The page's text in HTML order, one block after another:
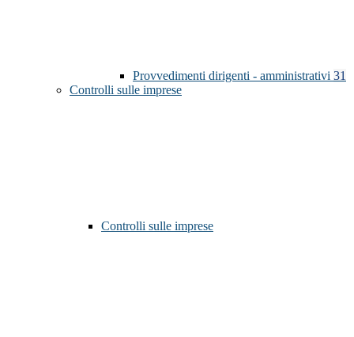
Provvedimenti dirigenti - amministrativi 31
Controlli sulle imprese
Controlli sulle imprese